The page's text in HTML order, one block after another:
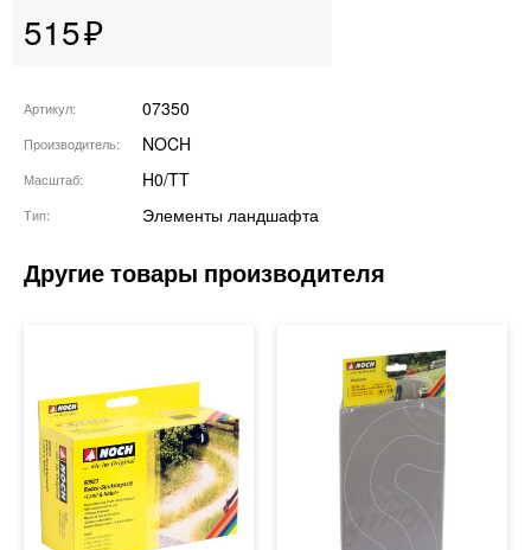
515
Артикул 07350
Производитель NOCH
Масштаб H0/TT
Тип Элементы ландшафта